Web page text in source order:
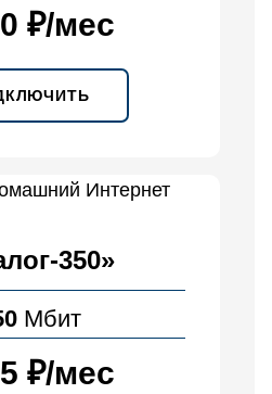
₽/мес
Интернет
350»
Мбит
₽/мес